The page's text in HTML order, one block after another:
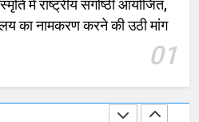
में राष्ट्रीय संगोष्ठी आयोजित,
का नामकरण करने की उठी मांग
01
तिवारी एनकाउंटर मामले को लेकर
तेज, भाजपा सांसद ने बताई हत्या
POLITICS